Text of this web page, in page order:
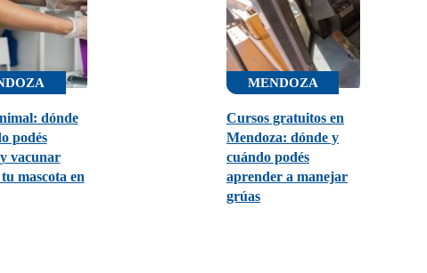
dónde
podés
vacunar
mascota en
MENDOZA
Cursos gratuitos en
Mendoza: dónde y
cuándo podés
aprender a manejar
grúas